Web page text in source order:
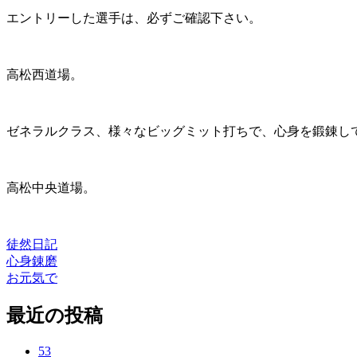
エントリーした選手は、必ずご確認下さい。
高松西道場。
ゼネラルクラス、様々なビッグミット打ちで、心身を鍛錬し
高松中央道場。
徒然日記
投
稿
ナ
心身錬磨
お元気で
最近の投稿
53